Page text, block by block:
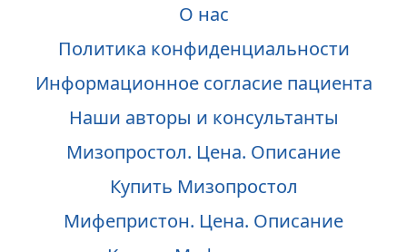
О нас
Политика конфиденциальности
Информационное согласие пациента
Наши авторы и консультанты
Мизопростол. Цена. Описание
Купить Мизопростол
Мифепристон. Цена. Описание